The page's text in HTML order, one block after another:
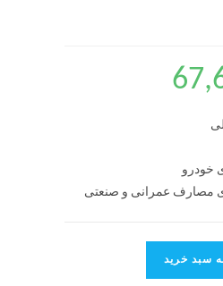
خودرو
مصارف عمرانی و صنعتی
سبد خرید